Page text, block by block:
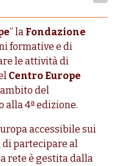
” la Fondazione
formative e di
le attività di
Centro Europe
del
alla 4ª edizione.
accessibile sui
partecipare al
rete è gestita dalla